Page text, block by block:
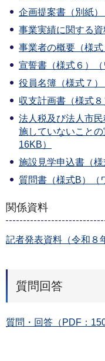
企画提案書（別紙）
事業実績に関する資
事業者の概要（様式
宣誓書（様式６）（
役員名簿（様式７）
収支計画書（様式８
法人税及び法人市
施していないこと
16KB）
施設見学申込書（様
質問書（様式B）（
関係資料
記者発表資料（令和８
質問回答
質問・回答（PDF：